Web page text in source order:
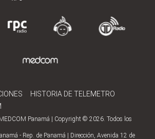
HISTORIA DE TELEMETRO
Panamá | Copyright © 2026. Todos los
- Rep. de Panamá | Dirección, Avenida 12 de